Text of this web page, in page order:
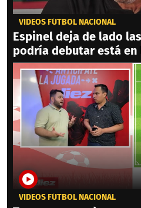
VIDEOS FÚTBOL NACIONAL
Espinel deja de lado
podría debutar está en
VIDEOS FÚTBOL NACIONAL